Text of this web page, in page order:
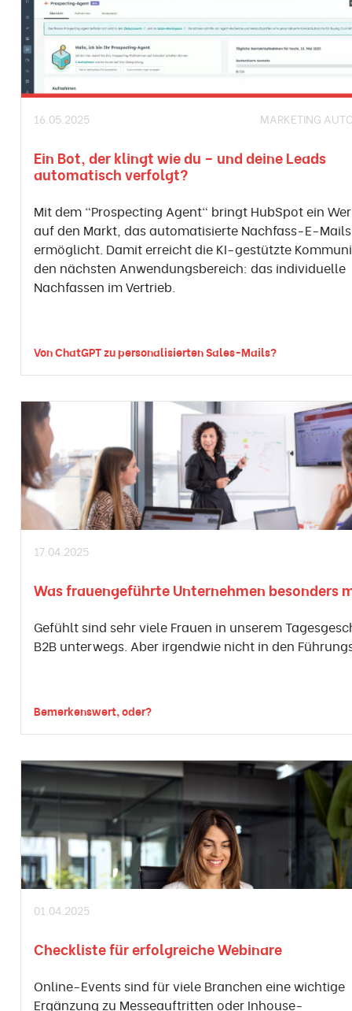
16.05.2025 MARKETING
Ein Bot, der klingt wie du – und deine Leads
automatisch verfolgt?
Mit dem "Prospecting Agent" bringt HubSpot ein
auf den Markt, das automatisierte Nachfass-E-Mails
ermöglicht. Damit erreicht die KI-gestützte
den nächsten Anwendungsbereich: das individuelle
Nachfassen im Vertrieb.
Von ChatGPT zu personalisierten Sales-Mails?
17.04.2025
Was frauengeführte Unternehmen besonders
Gefühlt sind sehr viele Frauen in unserem
B2B unterwegs. Aber irgendwie nicht in den
Bemerkenswert, oder?
01.04.2025
Checkliste für erfolgreiche Webinare
Online-Events sind für viele Branchen eine wichtige
Ergänzung zu Messeauftritten oder Inhouse-